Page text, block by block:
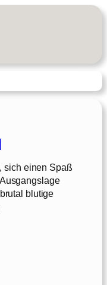
sich einen Spaß
blutige